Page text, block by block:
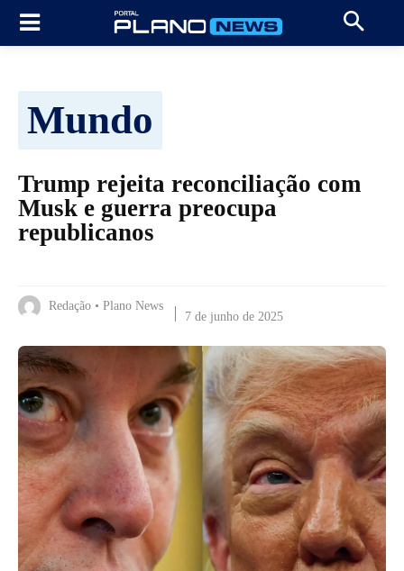
Mundo
Trump rejeita reconciliação com
Musk e guerra preocupa
republicanos
Redação • Plano News
7 de junho de 2025